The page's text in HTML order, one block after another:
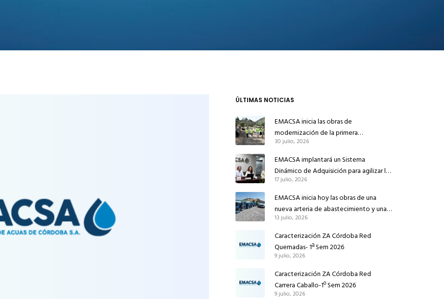
ÚLTIMAS NOTICIAS
EMACSA inicia las obras de
modernización de la primera
conducción de abastecimiento para
reforzar el suministro de agua de
Córdoba
30 julio, 2026
EMACSA implantará un Sistema
Dinámico de Adquisición para agilizar la
contratación de obras en sus redes e
instalaciones
17 julio, 2026
EMACSA inicia hoy las obras de una
nueva arteria de abastecimiento y una
red de agua no potable en Ingeniero
Ruiz de Azúa
13 julio, 2026
Caracterización ZA Córdoba Red
Quemadas- 1ª Sem 2026
9 julio, 2026
Caracterización ZA Córdoba Red
Carrera Caballo-1º Sem 2026
9 julio, 2026